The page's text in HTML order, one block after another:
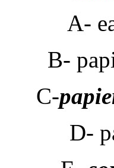
A-
B-
C-
D-